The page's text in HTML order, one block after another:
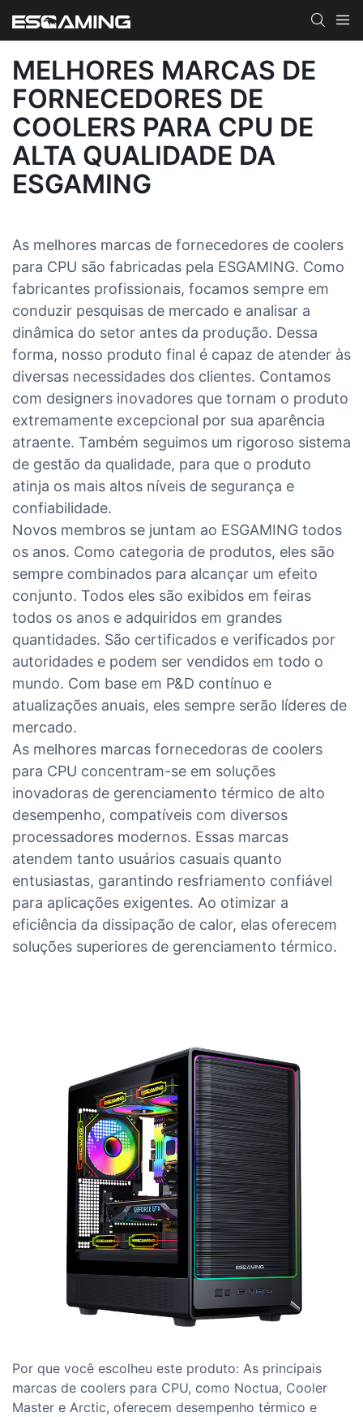
MELHORES MARCAS DE
FORNECEDORES DE
COOLERS PARA CPU DE
ALTA QUALIDADE DA
ESGAMING
As melhores marcas de fornecedores de coolers
para CPU são fabricadas pela ESGAMING. Como
fabricantes profissionais, focamos sempre em
conduzir pesquisas de mercado e analisar a
dinâmica do setor antes da produção. Dessa
forma, nosso produto final é capaz de atender às
diversas necessidades dos clientes. Contamos
com designers inovadores que tornam o produto
extremamente excepcional por sua aparência
atraente. Também seguimos um rigoroso sistema
de gestão da qualidade, para que o produto
atinja os mais altos níveis de segurança e
confiabilidade.
Novos membros se juntam ao ESGAMING todos
os anos. Como categoria de produtos, eles são
sempre combinados para alcançar um efeito
conjunto. Todos eles são exibidos em feiras
todos os anos e adquiridos em grandes
quantidades. São certificados e verificados por
autoridades e podem ser vendidos em todo o
mundo. Com base em P&D contínuo e
atualizações anuais, eles sempre serão líderes de
mercado.
As melhores marcas fornecedoras de coolers
para CPU concentram-se em soluções
inovadoras de gerenciamento térmico de alto
desempenho, compatíveis com diversos
processadores modernos. Essas marcas
atendem tanto usuários casuais quanto
entusiastas, garantindo resfriamento confiável
para aplicações exigentes. Ao otimizar a
eficiência da dissipação de calor, elas oferecem
soluções superiores de gerenciamento térmico.
Por que você escolheu este produto: As principais
marcas de coolers para CPU, como Noctua, Cooler
Master e Arctic, oferecem desempenho térmico e